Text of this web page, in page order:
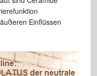
Einflüssen